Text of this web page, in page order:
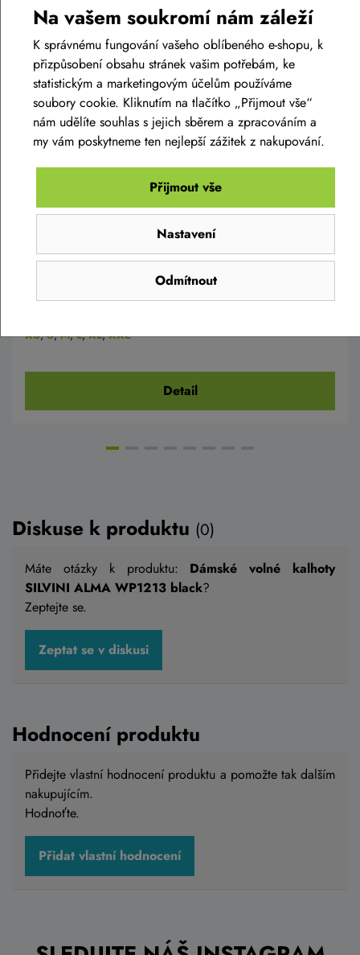
Dámské kalhoty SILVINI Veroli WP1909
cream
AKCE -34% LIKVIDACE
990 Kč
XS,S,M,L,XL,XXL
Detail
Diskuse k produktu (0)
Máte otázky k produktu: Dámské volné kalhoty
SILVINI ALMA WP1213 black?
Zeptejte se.
Zeptat se v diskusi
Hodnocení produktu
Přidejte vlastní hodnocení produktu a pomožte tak dalším
nakupujícím.
Hodnoťte.
Přidat vlastní hodnocení
Na vašem soukromí nám záleží
K správnému fungování vašeho oblíbeného e-shopu, k
přizpůsobení obsahu stránek vašim potřebám, ke
statistickým a marketingovým účelům používáme
soubory cookie. Kliknutím na tlačítko „Přijmout vše“
nám udělíte souhlas s jejich sběrem a zpracováním a
my vám poskytneme ten nejlepší zážitek z nakupování.
Odmítnout
Nastavení
Přijmout vše